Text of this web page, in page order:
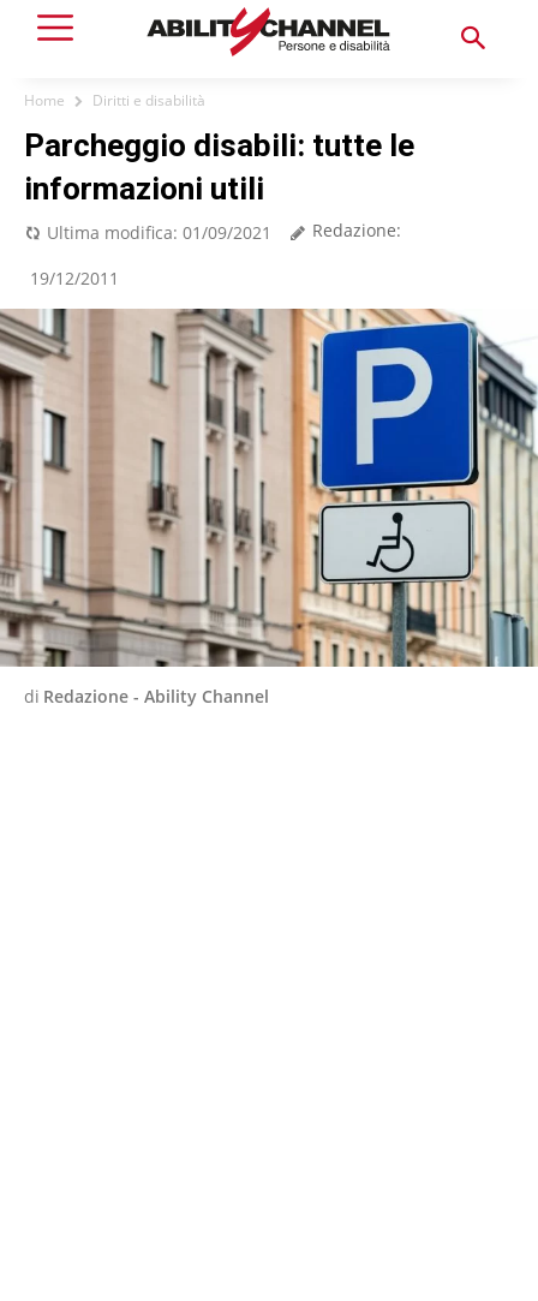
Home Diritti e disabilità
Parcheggio disabili: tutte le
informazioni utili
Ultima modifica: 01/09/2021 Redazione:
19/12/2011
di Redazione - Ability Channel